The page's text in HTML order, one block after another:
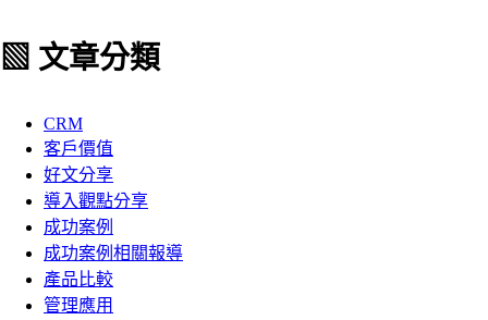
▧ 文章分類
CRM
客戶價值
好文分享
導入觀點分享
成功案例
成功案例相關報導
產品比較
管理應用